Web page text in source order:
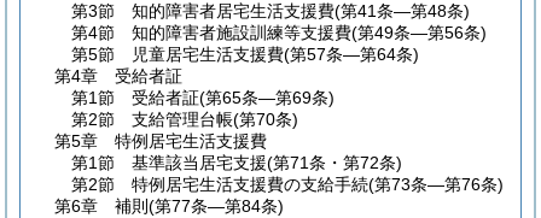
第3節
知的障害者居宅生活支援費(第41条―第48条)
第4節
知的障害者施設訓練等支援費(第49条―第56条)
第5節
児童居宅生活支援費(第57条―第64条)
第4章
受給者証
第1節
受給者証(第65条―第69条)
第2節
支給管理台帳(第70条)
第5章
特例居宅生活支援費
第1節
基準該当居宅支援(第71条・第72条)
第2節
特例居宅生活支援費の支給手続(第73条―第76条)
第6章
補則 (第77条―第84条)